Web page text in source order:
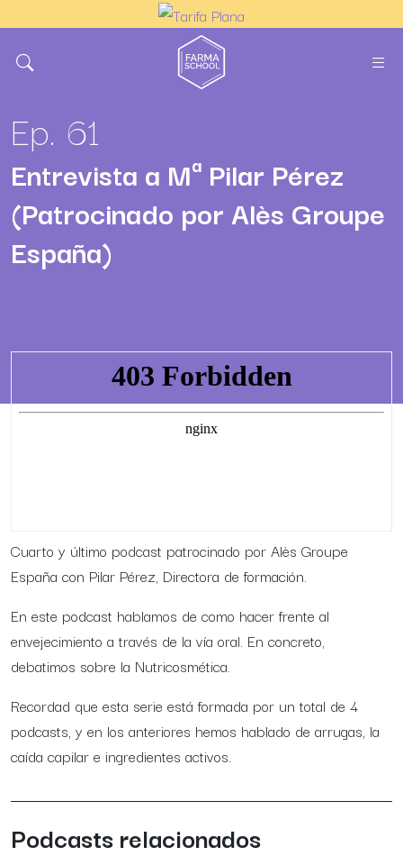
Ep. 61
Entrevista a Mª Pilar Pérez
(Patrocinado por Alès Groupe
España)
Cuarto y último podcast patrocinado por Alès Groupe
España con Pilar Pérez, Directora de formación.
En este podcast hablamos de como hacer frente al
envejecimiento a través de la vía oral. En concreto,
debatimos sobre la Nutricosmética.
Recordad que esta serie está formada por un total de 4
podcasts, y en los anteriores hemos hablado de arrugas, la
caída capilar e ingredientes activos.
Podcasts relacionados